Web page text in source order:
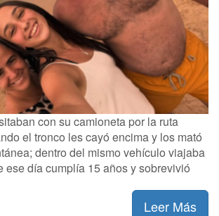
con su camioneta por la ruta
el tronco les cayó encima y los mató
dentro del mismo vehículo viajaba
ese día cumplía 15 años y sobrevivió
Leer Más